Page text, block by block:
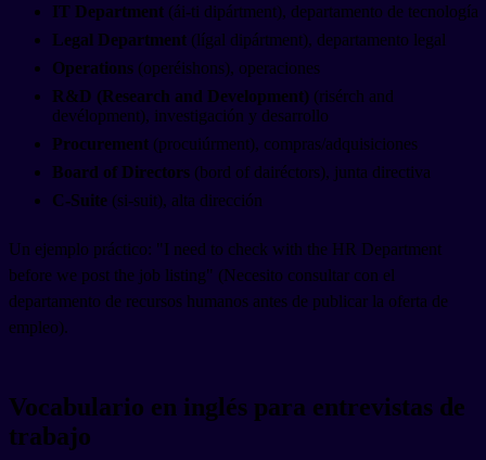
IT Department (ái-ti dipártment), departamento de tecnología
Legal Department (lígal dipártment), departamento legal
Operations (operéishons), operaciones
R&D (Research and Development) (risérch and
devélopment), investigación y desarrollo
Procurement (procuiúrment), compras/adquisiciones
Board of Directors (bord of dairéctors), junta directiva
C-Suite (si-suit), alta dirección
Un ejemplo práctico: "I need to check with the HR Department
before we post the job listing" (Necesito consultar con el
departamento de recursos humanos antes de publicar la oferta de
empleo).
Vocabulario en inglés para entrevistas de
trabajo